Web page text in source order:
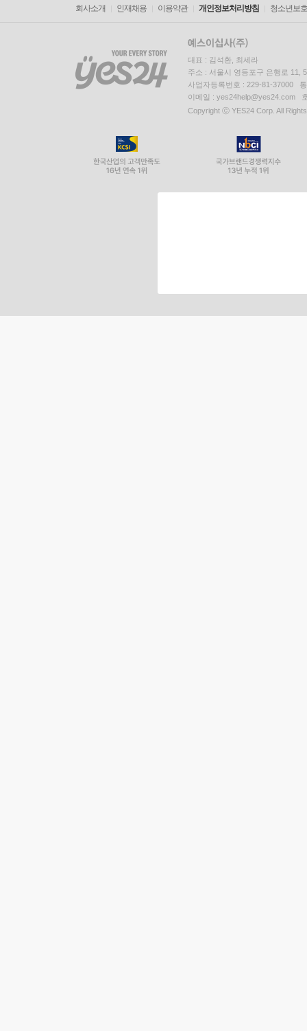
회사소개 인재채용 이용약관 개인정보처리방침 청소년보
대표 : 김석환, 최세라
주소 : 서울시 영등포구 은행로 11,
사업자등록번호 : 229-81-37000
이메일 : yes24help@yes24.com
Copyright ⓒ YES24 Corp. All